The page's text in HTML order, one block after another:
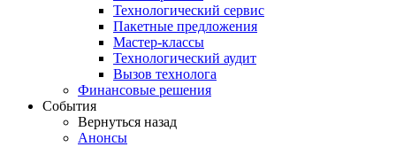
Технологический сервис
Пакетные предложения
Мастер-классы
Технологический аудит
Вызов технолога
Финансовые решения
События
Вернуться назад
Анонсы